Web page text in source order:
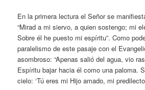
En la primera lectura el Señor se
“Mirad a mi siervo, a quien sostengo; mi
Sobre él he puesto mi espíritu”. Como
paralelismo de este pasaje con el
asombroso: “Apenas salió del agua, vio
Espíritu bajar hacia él como una paloma.
cielo: ‘Tú eres mi Hijo amado, mi